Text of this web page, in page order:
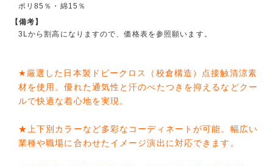
ポリ85％・綿15％
【備考】
3Lから割高になりますので、価格表を参照願います。
★厳選した日本製ドビークロス（校倉構造）点接触清涼素
材を使用。優れた通気性と汗のべたつきを抑えるなどクー
ルで快適な着心地を実現。
★上下別カラーなど多彩なコーディネートが可能。幅広い
業種や職場に合わせたイメージ演出に対応できます。